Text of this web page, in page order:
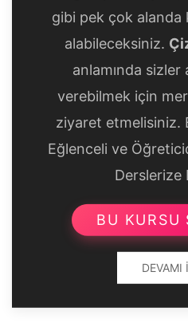
gibi pek çok alanda
alabileceksiniz.
anlamında sizler
verebilmek için
ziyaret etmelisiniz.
Eğlenceli ve
Derslerize
BU KURSU
DEVAMI